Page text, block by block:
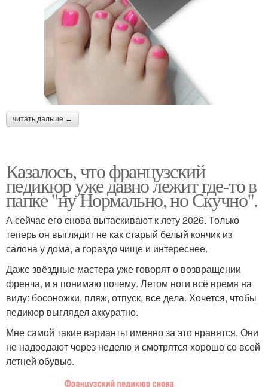
читать дальше →
Казалось, что французский
педикюр уже давно лежит где-то в
папке "ну Нормально, но Скучно".
А сейчас его снова вытаскивают к лету 2026. Только
теперь он выглядит не как старый белый кончик из
салона у дома, а гораздо чище и интереснее.
Даже звёздные мастера уже говорят о возвращении
френча, и я понимаю почему. Летом ноги всё время на
виду: босоножки, пляж, отпуск, все дела. Хочется, чтобы
педикюр выглядел аккуратно.
Мне самой такие варианты именно за это нравятся. Они
не надоедают через неделю и смотрятся хорошо со всей
летней обувью.